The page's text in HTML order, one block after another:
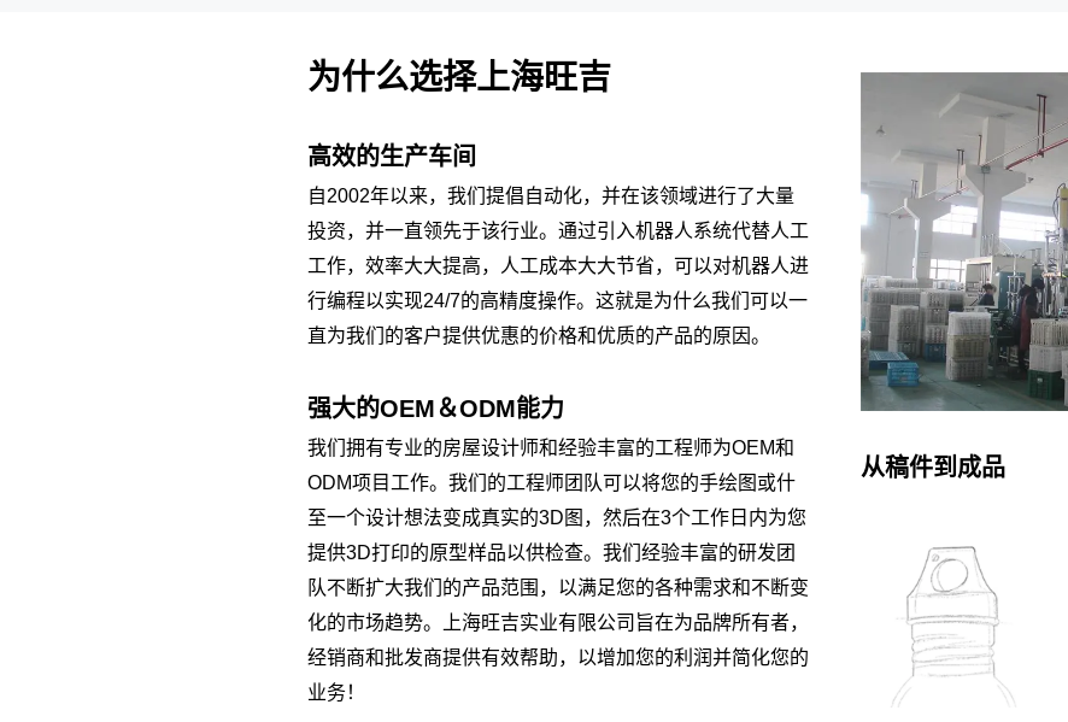
喷塑，UV打印，气转
印，水转印等。 打标方
产。丝网印刷，激光雕
印，4D打印，热升华转
印等。 包装：格板箱，
白盒，彩盒，圆纸筒，
展示架等
涂，粉末涂料，UV涂
料，水转印，气体转印
刻，浮雕徽标，热转
印，4D打印，升华转印
等。 包装盒： 鸡蛋
箱，白盒，自定义颜色
盒，圆柱盒，展示盒等
印，水转印等。 打标方
式：产品支持贴牌生
产。丝网印刷，激光雕
刻，浮雕logo，热转
印，4D打印，热升华转
印等。 包装：格板箱，
白盒，彩盒，圆纸筒，
展示架等
为什么选择上海旺吉
高效的生产车间
自2002年以来，我们提倡自动化，并在该领域进行了大量
投资，并一直领先于该行业。通过引入机器人系统代替人工
工作，效率大大提高，人工成本大大节省，可以对机器人进
行编程以实现24/7的高精度操作。这就是为什么我们可以一
直为我们的客户提供优惠的价格和优质的产品的原因。
强大的OEM＆ODM能力
我们拥有专业的房屋设计师和经验丰富的工程师为OEM和
ODM项目工作。我们的工程师团队可以将您的手绘图或什
至一个设计想法变成真实的3D图，然后在3个工作日内为您
提供3D打印的原型样品以供检查。我们经验丰富的研发团
队不断扩大我们的产品范围，以满足您的各种需求和不断变
化的市场趋势。上海旺吉实业有限公司旨在为品牌所有者，
经销商和批发商提供有效帮助，以增加您的利润并简化您的
业务！
从稿件到成品